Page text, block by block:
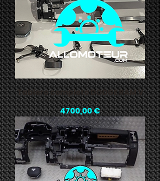
Tablero completo DODGE RAM V
Precio
4700,00 €